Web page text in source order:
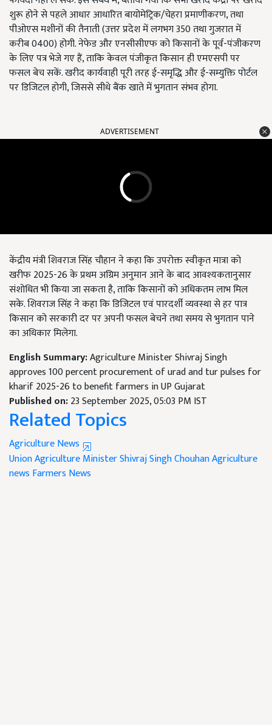
शुरू होने से पहले आधार आधारित बायोमेट्रिक/चेहरा प्रमाणीकरण, तथा
पीओएस मशीनों की तैनाती (उत्तर प्रदेश में लगभग 350 तथा गुजरात में
करीब 0400) होगी. नेफेड और एनसीसीएफ को किसानों के पूर्व-पंजीकरण
के लिए पत्र भेजे गए हैं, ताकि केवल पंजीकृत किसान ही एमएसपी पर
फसल बेच सकें. खरीद कार्यवाही पूरी तरह ई-समृद्धि और ई-सम्युक्ति पोर्टल
पर डिजिटल होगी, जिससे सीधे बैंक खाते में भुगतान संभव होगा.
ADVERTISEMENT
केंद्रीय मंत्री शिवराज सिंह चौहान ने कहा कि उपरोक्त स्वीकृत मात्रा को
खरीफ 2025-26 के प्रथम अग्रिम अनुमान आने के बाद आवश्यकतानुसार
संशोधित भी किया जा सकता है, ताकि किसानों को अधिकतम लाभ मिल
सके. शिवराज सिंह ने कहा कि डिजिटल एवं पारदर्शी व्यवस्था से हर पात्र
किसान को सरकारी दर पर अपनी फसल बेचने तथा समय से भुगतान पाने
का अधिकार मिलेगा.
English Summary:Agriculture Minister Shivraj Singh
approves 100 percent procurement of urad and tur pulses for
kharif 2025-26 to benefit farmers in UP Gujarat
Published on:23 September 2025, 05:03 PM IST
Related Topics
Agriculture News
Union Agriculture Minister Shivraj Singh ChouhanAgriculture
news Farmers News